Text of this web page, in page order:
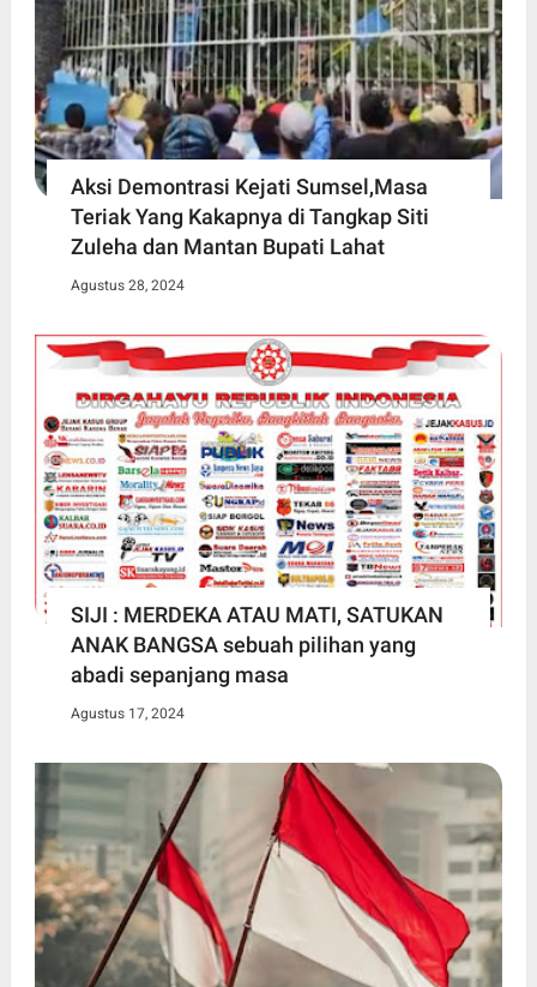
Aksi Demontrasi Kejati Sumsel,Masa
Teriak Yang Kakapnya di Tangkap Siti
Zuleha dan Mantan Bupati Lahat
Agustus 28, 2024
SIJI : MERDEKA ATAU MATI, SATUKAN
ANAK BANGSA sebuah pilihan yang
abadi sepanjang masa
Agustus 17, 2024